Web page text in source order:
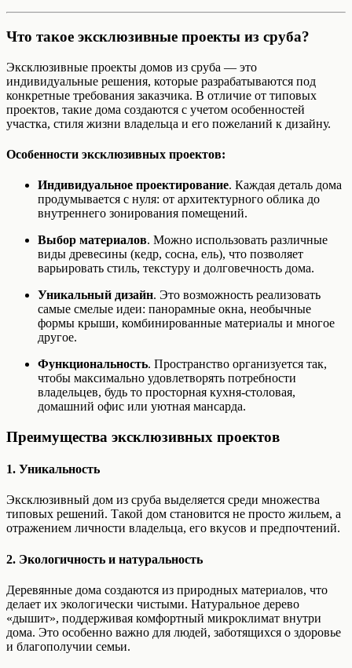
Что такое эксклюзивные проекты из сруба?
Эксклюзивные проекты домов из сруба — это
индивидуальные решения, которые разрабатываются под
конкретные требования заказчика. В отличие от типовых
проектов, такие дома создаются с учетом особенностей
участка, стиля жизни владельца и его пожеланий к дизайну.
Особенности эксклюзивных проектов:
Индивидуальное проектирование. Каждая деталь дома
продумывается с нуля: от архитектурного облика до
внутреннего зонирования помещений.
Выбор материалов. Можно использовать различные
виды древесины (кедр, сосна, ель), что позволяет
варьировать стиль, текстуру и долговечность дома.
Уникальный дизайн. Это возможность реализовать
самые смелые идеи: панорамные окна, необычные
формы крыши, комбинированные материалы и многое
другое.
Функциональность. Пространство организуется так,
чтобы максимально удовлетворять потребности
владельцев, будь то просторная кухня-столовая,
домашний офис или уютная мансарда.
Преимущества эксклюзивных проектов
1. Уникальность
Эксклюзивный дом из сруба выделяется среди множества
типовых решений. Такой дом становится не просто жильем, а
отражением личности владельца, его вкусов и предпочтений.
2. Экологичность и натуральность
Деревянные дома создаются из природных материалов, что
делает их экологически чистыми. Натуральное дерево
«дышит», поддерживая комфортный микроклимат внутри
дома. Это особенно важно для людей, заботящихся о здоровье
и благополучии семьи.